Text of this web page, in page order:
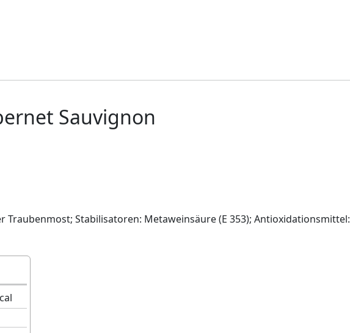
Sauvignon
Traubenmost; Stabilisatoren: Metaweinsäure (E 353); Antioxidationsmittel: